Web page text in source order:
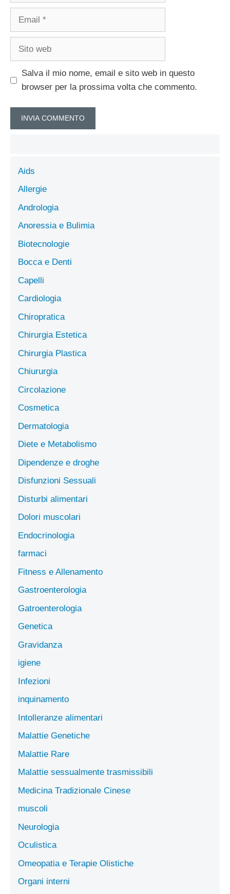
Email
Sito
Salva il mio nome, email e sito web in questo
browser per la prossima volta che commento.
Aids
Allergie
Andrologia
Anoressia e Bulimia
Biotecnologie
Bocca e Denti
Capelli
Cardiologia
Chiropratica
Chirurgia Estetica
Chirurgia Plastica
Chiururgia
Circolazione
Cosmetica
Dermatologia
Diete e Metabolismo
Dipendenze e droghe
Disfunzioni Sessuali
Disturbi alimentari
Dolori muscolari
Endocrinologia
farmaci
Fitness e Allenamento
Gastroenterologia
Gatroenterologia
Genetica
Gravidanza
igiene
Infezioni
inquinamento
Intolleranze alimentari
Malattie Genetiche
Malattie Rare
Malattie sessualmente trasmissibili
Medicina Tradizionale Cinese
muscoli
Neurologia
Oculistica
Omeopatia e Terapie Olistiche
Organi interni